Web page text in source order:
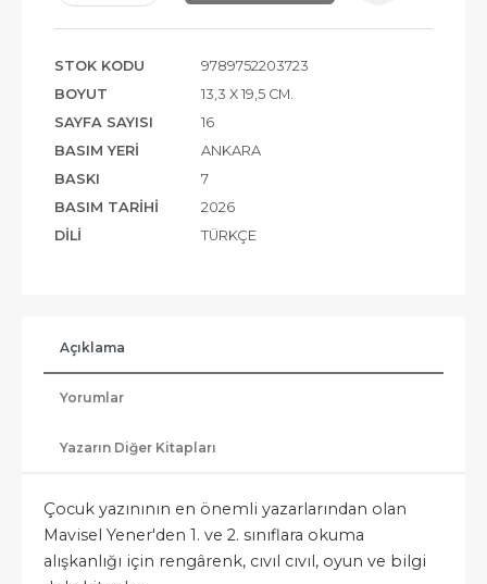
STOK KODU
9789752203723
BOYUT
13,3 X 19,5 CM.
SAYFA SAYISI
16
BASIM YERI
ANKARA
BASKI
7
BASIM TARIHI
2026
DILI
TÜRKÇE
Açıklama
Yorumlar
Yazarın Diğer Kitapları
Çocuk yazınının en önemli yazarlarından olan
Mavisel Yener'den 1. ve 2. sınıflara okuma
alışkanlığı için rengârenk, cıvıl cıvıl, oyun ve bilgi